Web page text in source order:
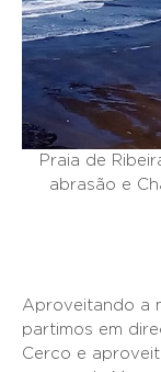
Praia de
abrasão e
Aproveitando a
partimos em
Cerco e